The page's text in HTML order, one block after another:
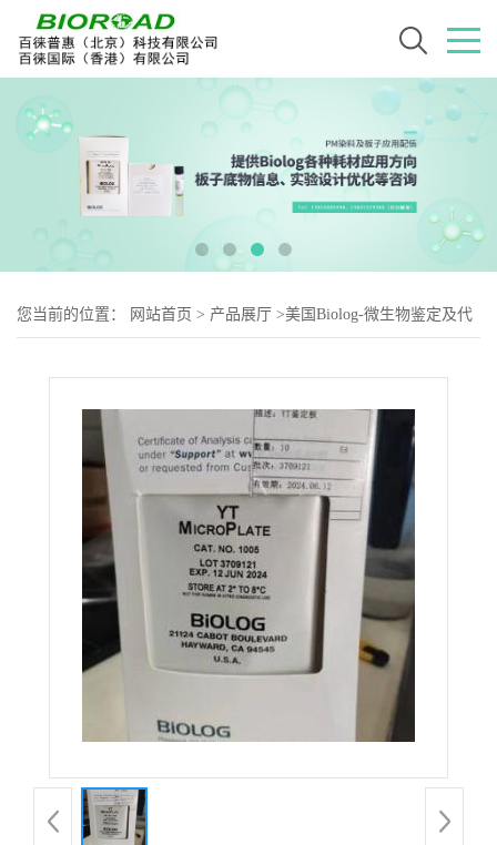
您当前的位置： 网站首页 > 产品展厅 >美国Biolog-微生物鉴定及代